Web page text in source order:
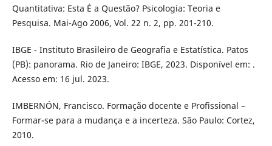
Quantitativa: Esta É a Questão? Psicologia: Teoria e
Pesquisa. Mai-Ago 2006, Vol. 22 n. 2, pp. 201-210.
IBGE - Instituto Brasileiro de Geografia e Estatística. Patos
(PB): panorama. Rio de Janeiro: IBGE, 2023. Disponível em: .
Acesso em: 16 jul. 2023.
IMBERNÓN, Francisco. Formação docente e Profissional –
Formar-se para a mudança e a incerteza. São Paulo: Cortez,
2010.